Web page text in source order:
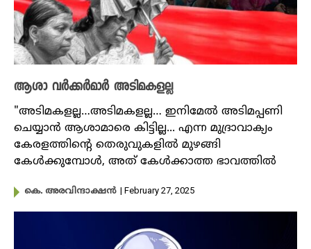
ആശാ വർക്കർമാർ അടിമകളല്ല
"അടിമകളല്ല…അടിമകളല്ല… ഇനിമേൽ അടിമപ്പണി
ചെയ്യാൻ ആശാമാരെ കിട്ടില്ല... എന്ന മുദ്രാവാക്യം
കേരളത്തിന്റെ തെരുവുകളിൽ മുഴങ്ങി
കേൾക്കുമ്പോൾ, അത് കേൾക്കാത്ത ഭാവത്തിൽ
കെ. അരവിന്ദാക്ഷൻ | February 27, 2025